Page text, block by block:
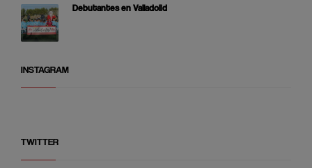
Debutantes en Valladolid
INSTAGRAM
TWITTER